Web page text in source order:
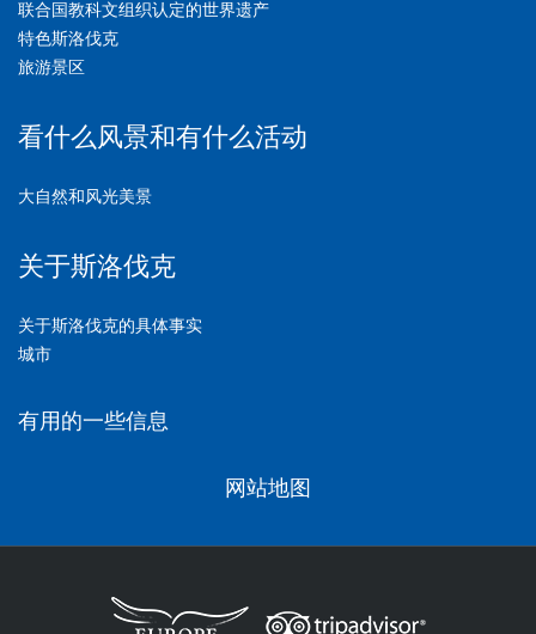
联合国教科文组织认定的世界遗产
特色斯洛伐克
旅游景区
看什么风景和有什么活动
大自然和风光美景
关于斯洛伐克
关于斯洛伐克的具体事实
城市
有用的一些信息
网站地图